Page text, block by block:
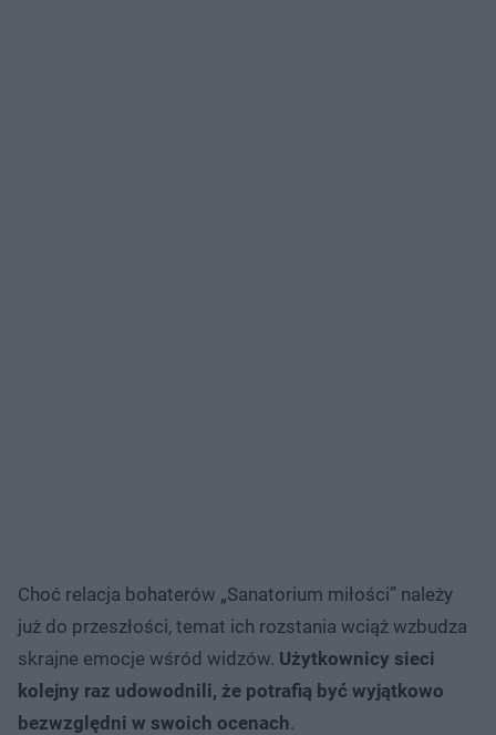
Choć relacja bohaterów „Sanatorium miłości” należy
już do przeszłości, temat ich rozstania wciąż wzbudza
skrajne emocje wśród widzów. Użytkownicy sieci
kolejny raz udowodnili, że potrafią być wyjątkowo
bezwzględni w swoich ocenach.